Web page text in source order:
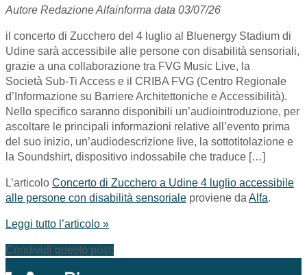
Autore Redazione Alfainforma data 03/07/26
il concerto di Zucchero del 4 luglio al Bluenergy Stadium di
Udine sarà accessibile alle persone con disabilità sensoriali,
grazie a una collaborazione tra FVG Music Live, la
Società Sub-Ti Access e il CRIBA FVG (Centro Regionale
d’Informazione su Barriere Architettoniche e Accessibilità).
Nello specifico saranno disponibili un’audiointroduzione, per
ascoltare le principali informazioni relative all’evento prima
del suo inizio, un’audiodescrizione live, la sottotitolazione e
la Soundshirt, dispositivo indossabile che traduce […]
L’articolo Concerto di Zucchero a Udine 4 luglio accessibile
alle persone con disabilità sensoriale proviene da Alfa.
Leggi tutto l’articolo »
Condividi questo post: